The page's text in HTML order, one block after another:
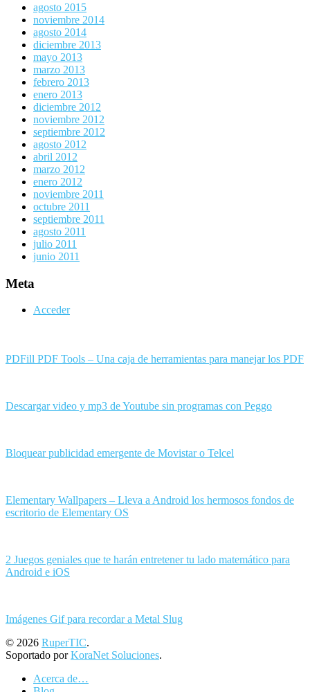
agosto 2015
noviembre 2014
agosto 2014
diciembre 2013
mayo 2013
marzo 2013
febrero 2013
enero 2013
diciembre 2012
noviembre 2012
septiembre 2012
agosto 2012
abril 2012
marzo 2012
enero 2012
noviembre 2011
octubre 2011
septiembre 2011
agosto 2011
julio 2011
junio 2011
Meta
Acceder
PDFill PDF Tools – Una caja de herramientas para manejar los PDF
Descargar video y mp3 de Youtube sin programas con Peggo
Bloquear publicidad emergente de Movistar o Telcel
Elementary Wallpapers – Lleva a Android los hermosos fondos de
escritorio de Elementary OS
2 Juegos geniales que te harán entretener tu lado matemático para
Android e iOS
Imágenes Gif para recordar a Metal Slug
© 2026 RuperTIC.
Soportado porKoraNet Soluciones.
Acerca de…